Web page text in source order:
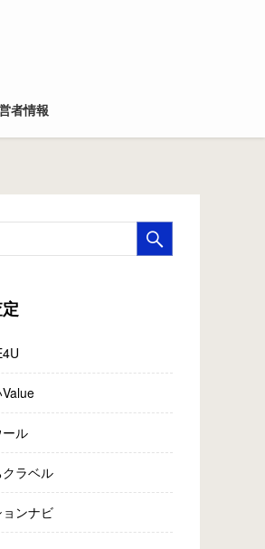
者情報
ル
ラベル
ンナビ